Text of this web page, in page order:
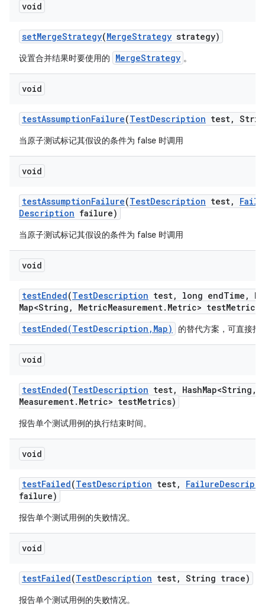
void
setMergeStrategy(MergeStrategy strategy)
设置合并结果时要使用的 MergeStrategy 。
void
testAssumptionFailure(TestDescription test,
当原子测试标记其假设的条件为 false 时调用
void
testAssumptionFailure(TestDescription test,
Description failure)
当原子测试标记其假设的条件为 false 时调用
void
testEnded(TestDescription test, long endTime ,
Map<String , MetricMeasurement. Metric> testMetrics)
testEnded(TestDescription,Map)
的替代方案，可直接指
void
testEnded(TestDescription test, HashMap<String ,
Measurement. Metric> testMetrics)
报告单个测试用例的执行结束时间。
void
testFailed(TestDescription test, Failure
failure)
报告单个测试用例的失败情况。
void
testFailed(TestDescription test, String trace)
报告单个测试用例的失败情况。